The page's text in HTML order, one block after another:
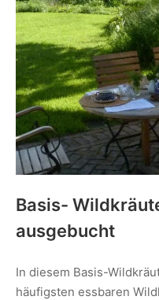
Basis-
ausgebucht
In diesem Basis-
häufigsten essbaren